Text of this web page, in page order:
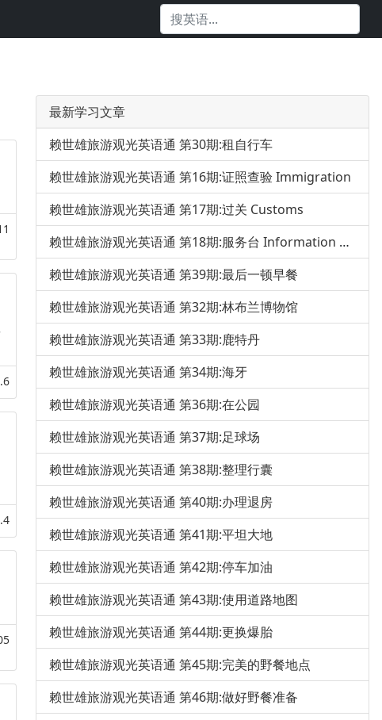
最新学习文章
赖世雄旅游观光英语通 第30期:租自行车
赖世雄旅游观光英语通 第16期:证照查验 Immigration
赖世雄旅游观光英语通 第17期:过关 Customs
赖世雄旅游观光英语通 第18期:服务台 Information Desk
赖世雄旅游观光英语通 第39期:最后一顿早餐
赖世雄旅游观光英语通 第32期:林布兰博物馆
赖世雄旅游观光英语通 第33期:鹿特丹
赖世雄旅游观光英语通 第34期:海牙
赖世雄旅游观光英语通 第36期:在公园
赖世雄旅游观光英语通 第37期:足球场
赖世雄旅游观光英语通 第38期:整理行囊
赖世雄旅游观光英语通 第40期:办理退房
赖世雄旅游观光英语通 第41期:平坦大地
赖世雄旅游观光英语通 第42期:停车加油
赖世雄旅游观光英语通 第43期:使用道路地图
赖世雄旅游观光英语通 第44期:更换爆胎
赖世雄旅游观光英语通 第45期:完美的野餐地点
赖世雄旅游观光英语通 第46期:做好野餐准备